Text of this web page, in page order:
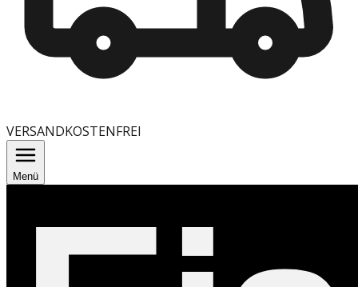
VERSANDKOSTENFREI
Menü